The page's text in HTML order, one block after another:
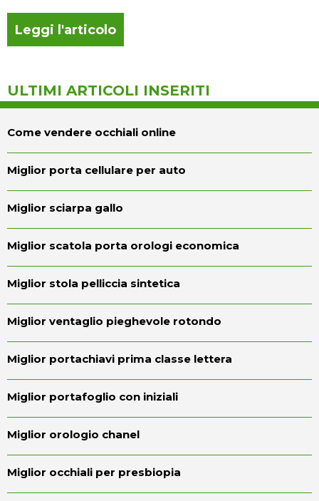
Leggi l'articolo
ULTIMI ARTICOLI INSERITI
Come vendere occhiali online
Miglior porta cellulare per auto
Miglior sciarpa gallo
Miglior scatola porta orologi economica
Miglior stola pelliccia sintetica
Miglior ventaglio pieghevole rotondo
Miglior portachiavi prima classe lettera
Miglior portafoglio con iniziali
Miglior orologio chanel
Miglior occhiali per presbiopia